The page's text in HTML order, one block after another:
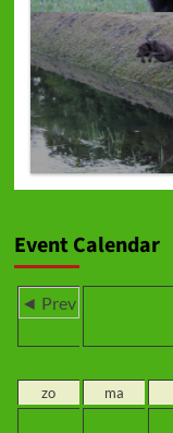
Event Calendar
◄ Prev
zo ma